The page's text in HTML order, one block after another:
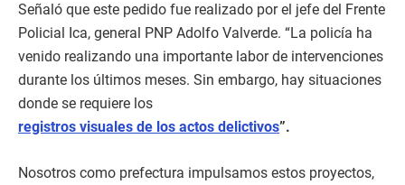
Señaló que este pedido fue realizado por el jefe del Frente
Policial Ica, general PNP Adolfo Valverde. “La policía ha
venido realizando una importante labor de intervenciones
durante los últimos meses. Sin embargo, hay situaciones
donde se requiere los
registros visuales de los actos delictivos”.
Nosotros como prefectura impulsamos estos proyectos,